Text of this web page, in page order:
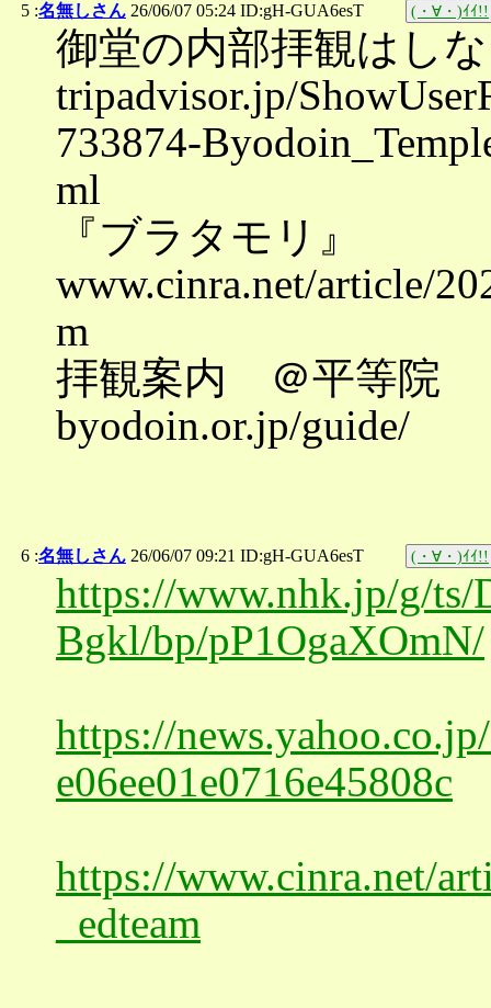
5 :名無しさん 26/06/07 05:24 ID:gH-GUA6esT (・∀・)ｲｲ!!
御堂の内部拝観はし
tripadvisor.jp/
733874-
ml
『ブラタモリ』
www.cinra.net/article/
m
拝観案内 ＠平等院
byodoin.or.jp/guide/
6 :名無しさん 26/06/07 09:21 ID:gH-GUA6esT (・∀・)ｲｲ!!
https://www.nhk.jp/g/
Bgkl/bp/pP1OgaXOmN/
https://
e06ee01e0716e45808c
https://www.cinra.net/
_edteam